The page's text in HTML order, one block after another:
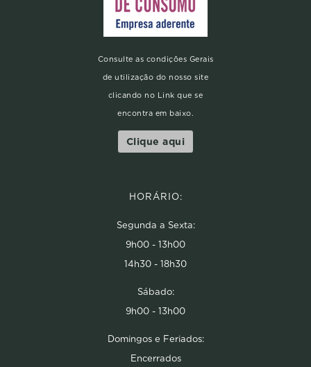
Consulte as condições Gerais
de utilização do nosso site
clicando no Link que se
encontra em baixo.
Clique aqui
HORÁRIO:
Segunda a Sexta:
9h00 - 13h00
14h30 - 18h30
Sábado:
9h00 - 13h00
Domingos e Feriados:
Encerrados